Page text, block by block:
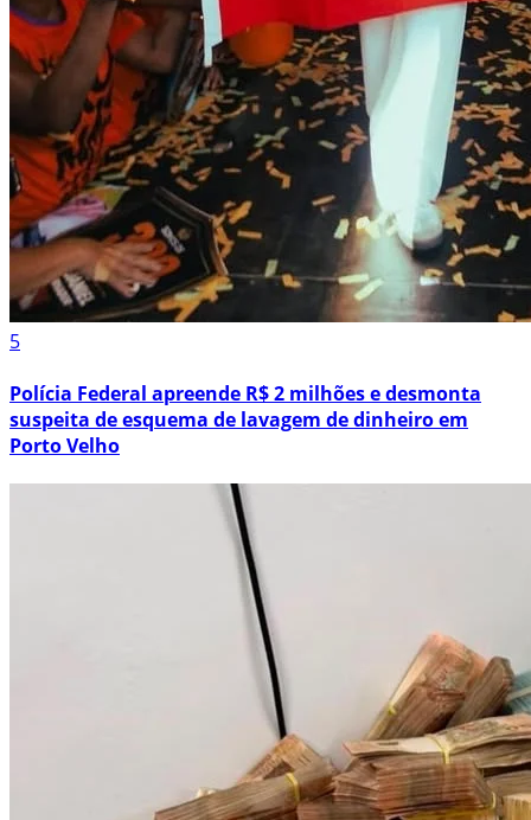
5
Polícia Federal apreende R$ 2 milhões e desmonta
suspeita de esquema de lavagem de dinheiro em
Porto Velho